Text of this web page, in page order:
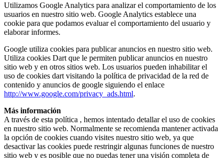
Utilizamos Google Analytics para analizar el comportamiento de los
usuarios en nuestro sitio web. Google Analytics establece una
cookie para que podamos evaluar el comportamiento del usuario y
elaborar informes.
Google utiliza cookies para publicar anuncios en nuestro sitio web.
Utiliza cookies Dart que le permiten publicar anuncios en nuestro
sitio web y en otros sitios web. Los usuarios pueden inhabilitar el
uso de cookies dart visitando la política de privacidad de la red de
contenido y anuncios de google siguiendo el enlace
http://www.google.com/privacy_ads.html.
Más información
A través de esta política , hemos intentado detallar el uso de cookies
en nuestro sitio web. Normalmente se recomienda mantener activada
la opción de cookies cuando visites nuestro sitio web, ya que
desactivar las cookies puede restringir algunas funciones de nuestro
sitio web y es posible que no puedas tener una visión completa de